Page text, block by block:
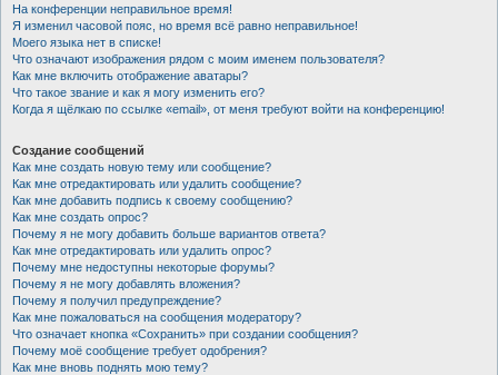
На конференции неправильное время!
Я изменил часовой пояс, но время всё равно неправильное!
Моего языка нет в списке!
Что означают изображения рядом с моим именем пользователя?
Как мне включить отображение аватары?
Что такое звание и как я могу изменить его?
Когда я щёлкаю по ссылке «email», от меня требуют войти на конференцию!
Создание сообщений
Как мне создать новую тему или сообщение?
Как мне отредактировать или удалить сообщение?
Как мне добавить подпись к своему сообщению?
Как мне создать опрос?
Почему я не могу добавить больше вариантов ответа?
Как мне отредактировать или удалить опрос?
Почему мне недоступны некоторые форумы?
Почему я не могу добавлять вложения?
Почему я получил предупреждение?
Как мне пожаловаться на сообщения модератору?
Что означает кнопка «Сохранить» при создании сообщения?
Почему моё сообщение требует одобрения?
Как мне вновь поднять мою тему?